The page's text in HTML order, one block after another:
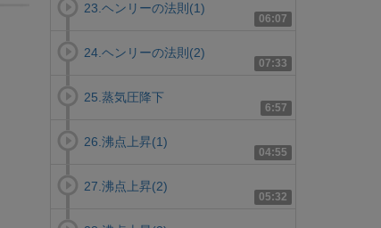
06:07
23.ヘンリーの法則(1)
07:33
24.ヘンリーの法則(2)
6:57
25.蒸気圧降下
04:55
26.沸点上昇(1)
05:32
27.沸点上昇(2)